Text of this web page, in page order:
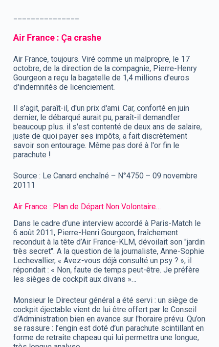
Air France : Ça crashe
Air France, toujours. Viré comme un malpropre, le 17
octobre, de la direction de la compagnie, Pierre-Henry
Gourgeon a reçu la bagatelle de 1,4 millions d'euros
d'indemnités de licenciement.
Il s'agit, paraît-il, d'un prix d'ami. Car, conforté en juin
dernier, le débarqué aurait pu, paraît-il demandfer
beaucoup plus. il s'est contenté de deux ans de salaire,
juste de quoi payer ses impôts, a fait discrètement
savoir son entourage. Même pas doré à l'or fin le
parachute !
Source : Le Canard enchaîné – N°4750 – 09 novembre
20111
Air France : Plan de Départ Non Volontaire…
Dans le cadre d’une interview accordé à Paris-Match le
6 août 2011, Pierre-Henri Gourgeon, fraîchement
reconduit à la tête d’Air France-KLM, dévoilait son "jardin
très secret". A la question de la journaliste, Anne-Sophie
Lechevallier, « Avez-vous déjà consulté un psy ? », il
répondait : « Non, faute de temps peut-être. Je préfère
les sièges de cockpit aux divans »…
Monsieur le Directeur général a été servi : un siège de
cockpit éjectable vient de lui être offert par le Conseil
d’Administration bien en avance sur l'horaire prévu. Qu’on
se rassure : l’engin est doté d’un parachute scintillant en
forme de retraite chapeau qui lui permettra une longue,